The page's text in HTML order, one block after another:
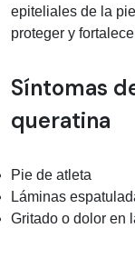
epiteliales de la
proteger y
Síntomas
queratina
Pie de atleta
Láminas
Gritado o dolor en